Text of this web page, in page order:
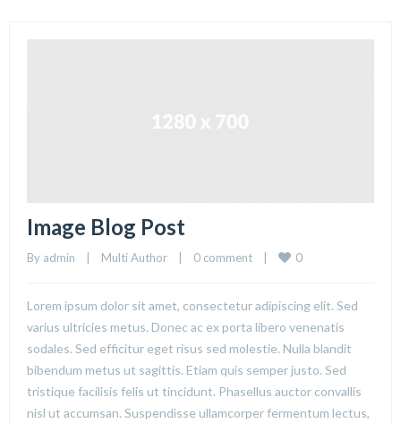
Image Blog Post
By admin Multi Author 0 comment 0
Lorem ipsum dolor sit amet, consectetur adipiscing elit. Sed
varius ultricies metus. Donec ac ex porta libero venenatis
sodales. Sed efficitur eget risus sed molestie. Nulla blandit
bibendum metus ut sagittis. Etiam quis semper justo. Sed
tristique facilisis felis ut tincidunt. Phasellus auctor convallis
nisl ut accumsan. Suspendisse ullamcorper fermentum lectus,